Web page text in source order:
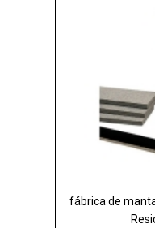
fábrica de